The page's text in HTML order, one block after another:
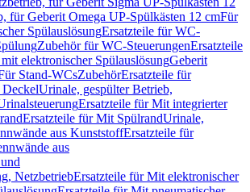
für Geberit Omega UP-Spülkästen 12 cmFür
SpülauslösungErsatzteile für WC-
Zubehör für WC-SteuerungenErsatzteile
elektronischer SpülauslösungGeberit
Stand-WCsZubehörErsatzteile für
Urinale, gespülter Betrieb,
Ersatzteile für Mit integrierter
Ersatzteile für Mit SpülrandUrinale,
aus KunststoffErsatzteile für
aus
NetzbetriebErsatzteile für Mit elektronischer